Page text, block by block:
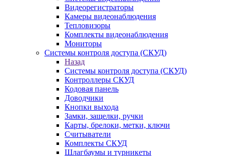
Видеорегистраторы
Камеры видеонаблюдения
Тепловизоры
Комплекты видеонаблюдения
Мониторы
Системы контроля доступа (СКУД)
Назад
Системы контроля доступа (СКУД)
Контроллеры СКУД
Кодовая панель
Доводчики
Кнопки выхода
Замки, защелки, ручки
Карты, брелоки, метки, ключи
Считыватели
Комплекты СКУД
Шлагбаумы и турникеты